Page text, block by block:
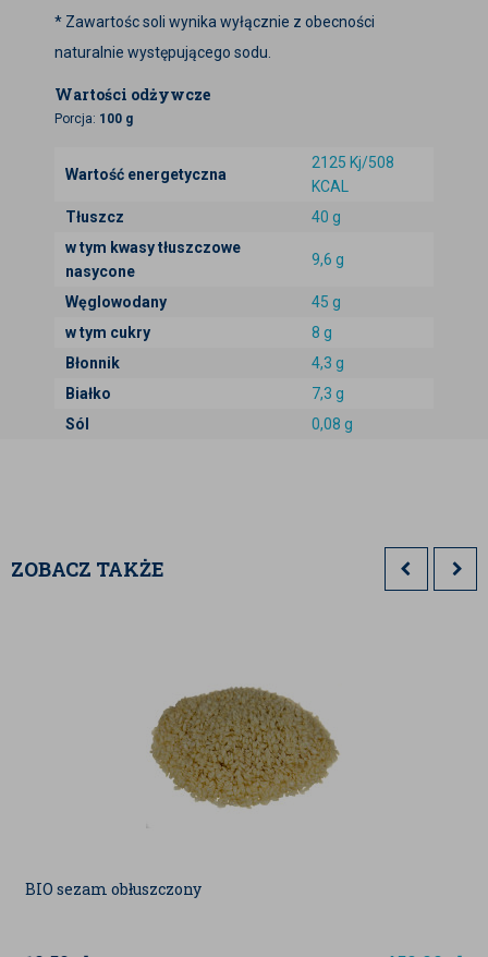
* Zawartośc soli wynika wyłącznie z obecności
naturalnie występującego sodu.
Wartości odżywcze
Porcja: 100 g
Wartość energetyczna
2125 Kj/508
KCAL
Tłuszcz
40 g
w tym kwasy tłuszczowe
nasycone
9,6 g
Węglowodany
45 g
w tym cukry
8 g
Błonnik
4,3 g
Białko
7,3 g
Sól
0,08 g
ZOBACZ TAKŻE
BIO sezam obłuszczony